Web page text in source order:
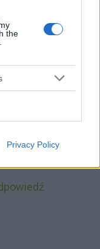
the
Privacy Policy
przez lekarza?